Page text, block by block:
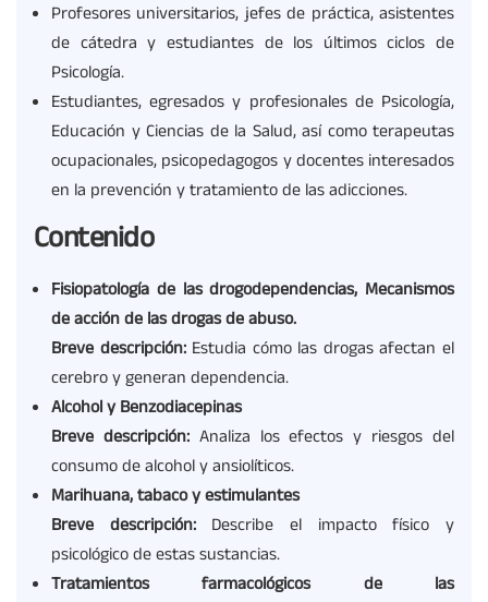
Profesores universitarios, jefes de práctica, asistentes
de cátedra y estudiantes de los últimos ciclos de
Psicología.
Estudiantes, egresados y profesionales de Psicología,
Educación y Ciencias de la Salud, así como terapeutas
ocupacionales, psicopedagogos y docentes interesados
en la prevención y tratamiento de las adicciones.
Contenido
Fisiopatología de las drogodependencias, Mecanismos
de acción de las drogas de abuso.
Breve descripción:Estudia cómo las drogas afectan el
cerebro y generan dependencia.
Alcohol y Benzodiacepinas
Breve descripción:Analiza los efectos y riesgos del
consumo de alcohol y ansiolíticos.
Marihuana, tabaco y estimulantes
Breve descripción:Describe el impacto físico y
psicológico de estas sustancias.
Tratamientos farmacológicos de las